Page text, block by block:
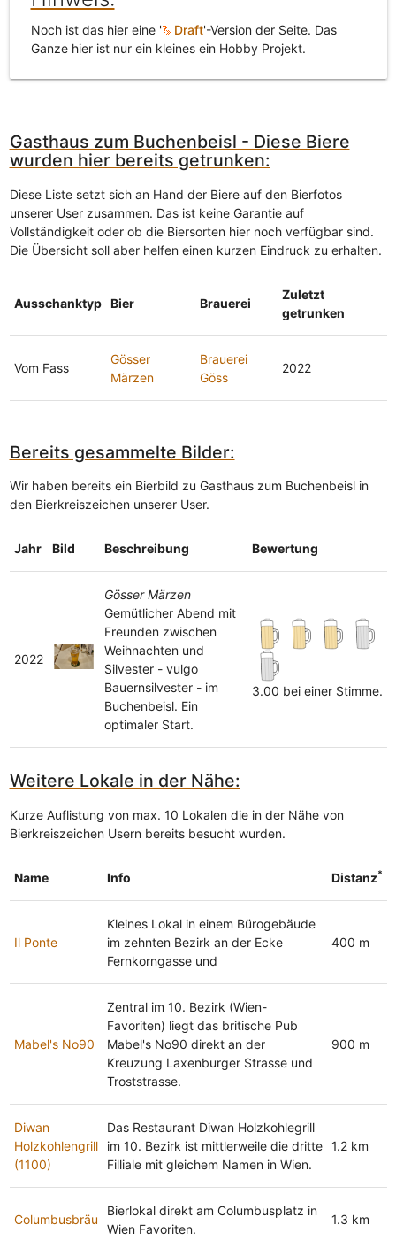
Noch ist das hier eine ' Draft'-Version der Seite. Das
Ganze hier ist nur ein kleines ein Hobby Projekt.
Gasthaus zum Buchenbeisl - Diese Biere
wurden hier bereits getrunken:
Diese Liste setzt sich an Hand der Biere auf den Bierfotos
unserer User zusammen. Das ist keine Garantie auf
Vollständigkeit oder ob die Biersorten hier noch verfügbar sind.
Die Übersicht soll aber helfen einen kurzen Eindruck zu erhalten.
Ausschanktyp Bier Brauerei
Zuletzt
getrunken
Vom Fass
Gösser
Märzen
Brauerei
Göss
2022
Bereits gesammelte Bilder:
Wir haben bereits ein Bierbild zu Gasthaus zum Buchenbeisl in
den Bierkreiszeichen unserer User.
Jahr Bild Beschreibung Bewertung
2022
Gösser Märzen
Gemütlicher Abend mit
Freunden zwischen
Weihnachten und
Silvester - vulgo
Bauernsilvester - im
Buchenbeisl. Ein
optimaler Start.
3.00 bei einer Stimme.
Weitere Lokale in der Nähe:
Kurze Auflistung von max. 10 Lokalen die in der Nähe von
Bierkreiszeichen Usern bereits besucht wurden.
Name Info Distanz*
Il Ponte
Kleines Lokal in einem Bürogebäude
im zehnten Bezirk an der Ecke
Fernkorngasse und
400 m
Mabel's No90
Zentral im 10. Bezirk (Wien-
Favoriten) liegt das britische Pub
Mabel's No90 direkt an der
Kreuzung Laxenburger Strasse und
Troststrasse.
900 m
Diwan
Holzkohlengrill
(1100)
Das Restaurant Diwan Holzkohlegrill
im 10. Bezirk ist mittlerweile die dritte
Filliale mit gleichem Namen in Wien.
1.2 km
Columbusbräu
Bierlokal direkt am Columbusplatz in
Wien Favoriten.
1.3 km